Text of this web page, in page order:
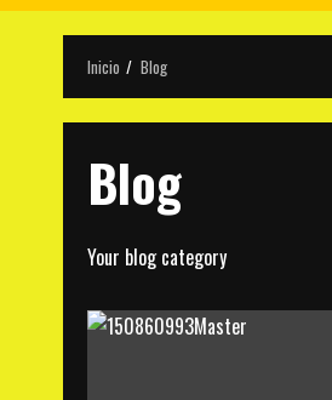
Inicio Blog
Blog
Your blog category